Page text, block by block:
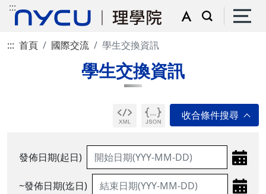
:::
::: 首頁 國際交流 學生交換資訊
學生交換資訊
發佈日期(起日)
~發佈日期(迄日)